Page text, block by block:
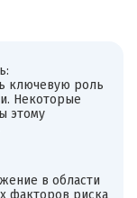
ключевую роль
Некоторые
этому
в области
факторов риска